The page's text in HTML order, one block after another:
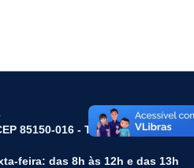
85150-016 - Turvo - Paraná -
feira: das 8h às 12h e das 13h